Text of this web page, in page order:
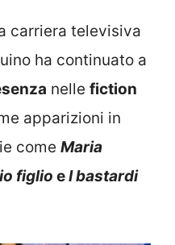
carriera televisiva
ha continuato a
nelle fiction
apparizioni in
come Maria
figlio eI bastardi